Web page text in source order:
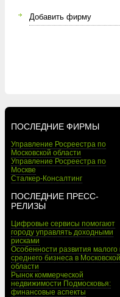
Добавить фирму
ПОСЛЕДНИЕ ФИРМЫ
Управление Росреестра по
Московской области
Управление Росреестра по
Москве
Сталкер-Консалтинг
ПОСЛЕДНИЕ ПРЕСС-
РЕЛИЗЫ
Цифровые сервисы помогают
городу управлять доходными
рисками
Особенности развития малого
среднего бизнеса в Московской
области
Рынок коммерческой
недвижимости Подмосковья:
финансовые аспекты